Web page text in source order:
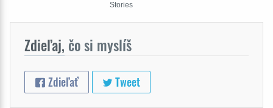
Stories
Zdieľaj, čo si myslíš
Zdieľať Tweet